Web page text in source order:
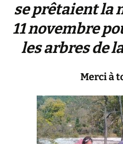
se prêtaient la
11 novembre
les arbres de
Merci à